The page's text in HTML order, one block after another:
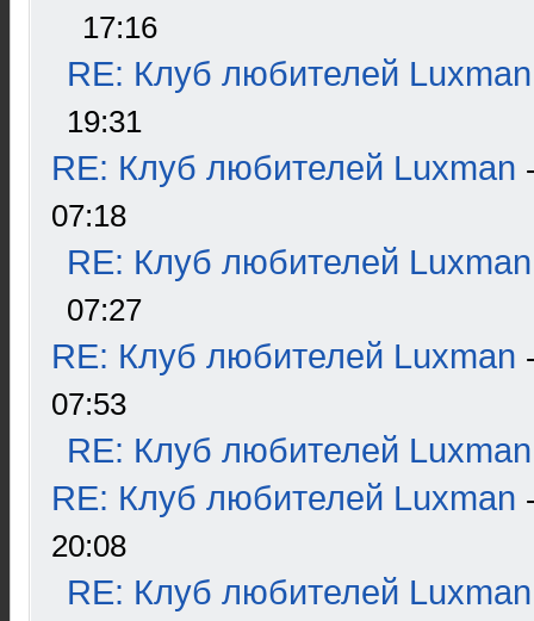
17:16
RE: Клуб любителей Luxman
19:31
RE: Клуб любителей Luxman
07:18
RE: Клуб любителей Luxman
07:27
RE: Клуб любителей Luxman
07:53
RE: Клуб любителей Luxman
RE: Клуб любителей Luxman
20:08
RE: Клуб любителей Luxman